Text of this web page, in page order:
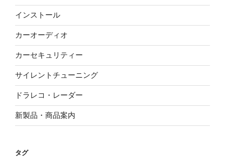
インストール
カーオーディオ
カーセキュリティー
サイレントチューニング
ドラレコ・レーダー
新製品・商品案内
タグ